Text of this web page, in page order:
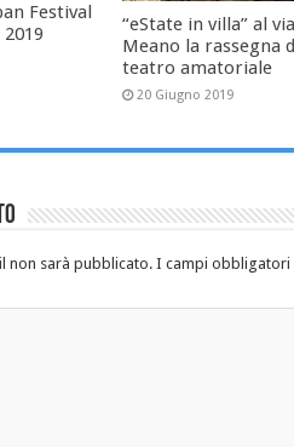
Festival
“eState in villa” al
Meano la rassegna
teatro amatoriale
20 Giugno 2019
non sarà pubblicato.I campi obbligatori